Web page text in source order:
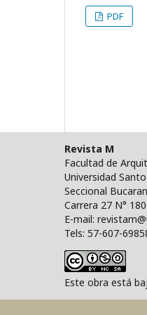
PDF
Revista M
Facultad de
Universidad
Seccional
Carrera 27 N°
E-mail:
Tels: 57-607-
Este obra está